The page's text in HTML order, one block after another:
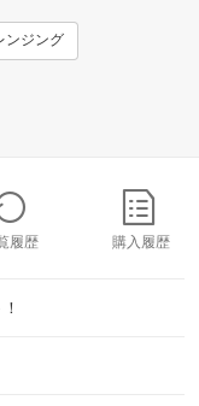
ンジング
履歴 購入履歴